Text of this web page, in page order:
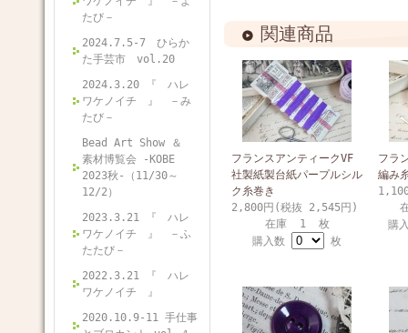
たび－
2024.7.5-7 ひらか
た手芸市 vol.20
2024.3.20 『 ハレ
ワケノイチ 』 －み
たび－
Bead Art Show ＆
素材博覧会 -KOBE
2023秋-（11/30～
12/2）
2023.3.21 『 ハレ
ワケノイチ 』 －ふ
たたび－
2022.3.21 『 ハレ
ワケノイチ 』
2020.10.9-11 手仕事
関連商品
フランスアンティークVF
社製紙製台紙パープルシル
ク糸巻き
2,800円(税抜 2,545円)
在庫 1 枚
購入数
枚
フラ
編み
購